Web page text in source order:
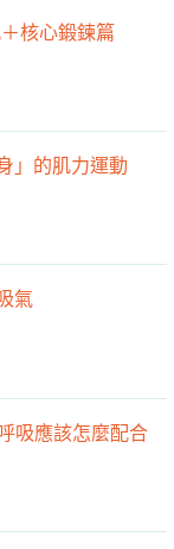
核心鍛鍊篇
」的肌力運動
氣
吸應該怎麼配合